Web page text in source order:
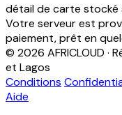
détail de carte stocké
Votre serveur est
paiement, prêt en
© 2026 AFRICLOUD ·
et Lagos
Conditions
Aide